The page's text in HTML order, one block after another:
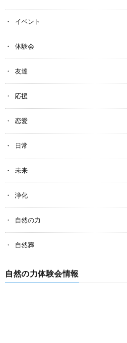
イベント
体験会
友達
応援
恋愛
日常
未来
浄化
自然の力
自然葬
自然の力体験会情報